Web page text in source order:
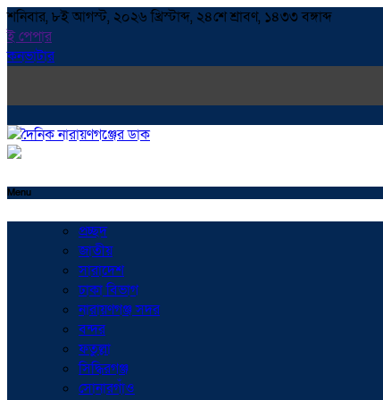
শনিবার, ৮ই আগস্ট, ২০২৬ খ্রিস্টাব্দ, ২৪শে শ্রাবণ, ১৪৩৩ বঙ্গাব্দ
ই পেপার
কনভাটার
Menu
প্রচ্ছদ
জাতীয়
সারাদেশ
ঢাকা বিভাগ
নারায়ণগঞ্জ সদর
বন্দর
ফতুল্লা
সিদ্ধিরগঞ্জ
সোনারগাঁও